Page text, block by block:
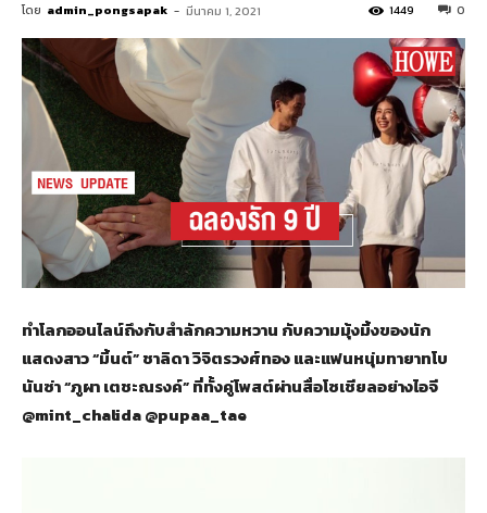
โดย admin_pongsapak - มีนาคม 1, 2021 0
1449
ทำโลกออนไลน์ถึงกับสำลักความหวาน กับความมุ้งมิ้งของนัก
แสดงสาว “มิ้นต์” ชาลิดา วิจิตรวงศ์ทอง และแฟนหนุ่มทายาทโบ
นันซ่า “ภูผา เตชะณรงค์” ที่ทั้งคู่โพสต์ผ่านสื่อโซเชียลอย่างไอจี
@mint_chalida @pupaa_tae